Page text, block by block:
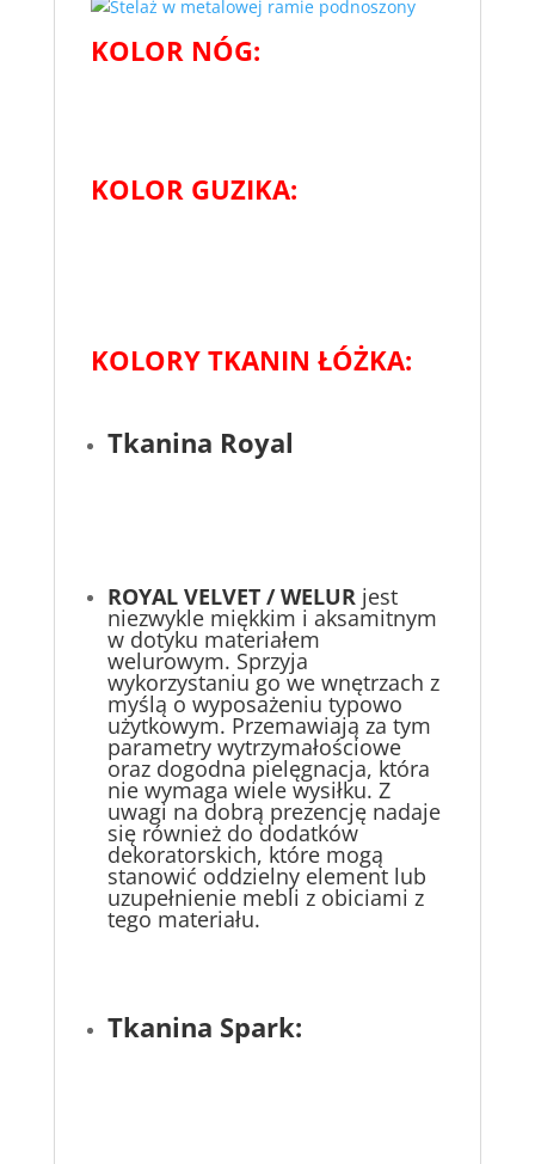
KOLOR NÓG:
KOLOR GUZIKA:
KOLORY TKANIN ŁÓŻKA:
Tkanina Royal
ROYAL VELVET / WELUR jest
niezwykle miękkim i aksamitnym
w dotyku materiałem
welurowym. Sprzyja
wykorzystaniu go we wnętrzach z
myślą o wyposażeniu typowo
użytkowym. Przemawiają za tym
parametry wytrzymałościowe
oraz dogodna pielęgnacja, która
nie wymaga wiele wysiłku. Z
uwagi na dobrą prezencję nadaje
się również do dodatków
dekoratorskich, które mogą
stanowić oddzielny element lub
uzupełnienie mebli z obiciami z
tego materiału.
Tkanina Spark: